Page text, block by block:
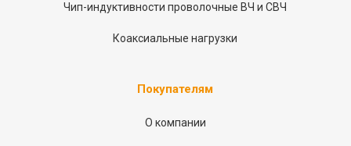
Чип-индуктивности проволочные ВЧ и СВЧ
Коаксиальные нагрузки
Покупателям
О компании